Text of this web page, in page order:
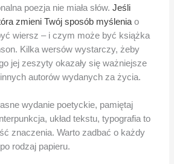
poezja nie miała słów. Jeśli
zmieni Twój sposób myśleniao
wiersz – i czym może być książka
Kilka wersów wystarczy, żeby
jej zeszyty okazały się ważniejsze
autorów wydanych za życia.
wydanie poetyckie, pamiętaj
układ tekstu, typografia to
znaczenia. Warto zadbać o każdy
rodzaj papieru.